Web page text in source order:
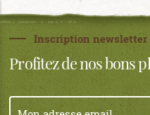
Inscription newsletter
Profitez de nos bons